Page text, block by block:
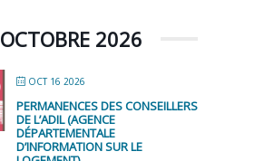
OCTOBRE 2026
OCT 16 2026
PERMANENCES DES CONSEILLERS
DE L’ADIL (AGENCE
DÉPARTEMENTALE
D’INFORMATION SUR LE